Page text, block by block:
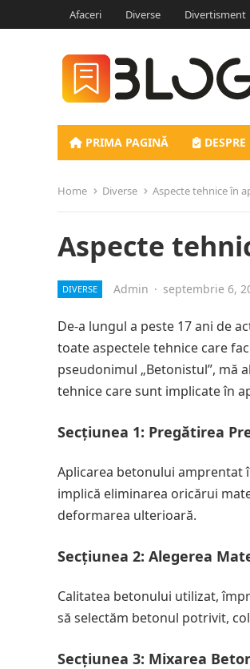
Afaceri Diverse Divertisment
PRIMA PAGINĂ
Home Diverse Aspecte tehnice în
Aspecte
DIVERSE Admin · septembrie 6,
De-a lungul a peste 17 ani de
toate aspectele tehnice care
pseudonimul „Betonistul”, mă
tehnice care sunt implicate în
Secțiunea 1: Pregătirea
Aplicarea betonului amprentat
implică eliminarea oricărui
deformarea ulterioară.
Secțiunea 2: Alegerea
Calitatea betonului utilizat,
să selectăm betonul potrivit,
Secțiunea 3: Mixarea